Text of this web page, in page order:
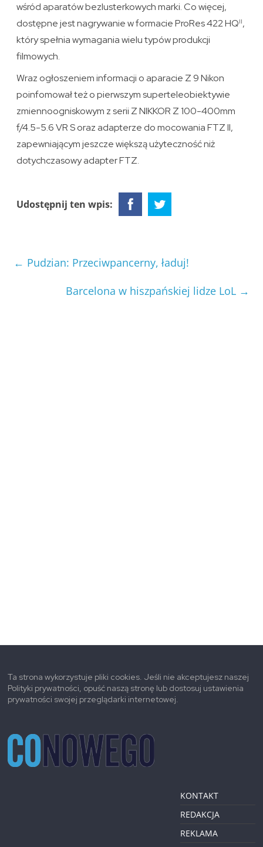
wśród aparatów bezlusterkowych marki. Co więcej,
dostępne jest nagrywanie w formacie ProRes 422 HQII,
który spełnia wymagania wielu typów produkcji
filmowych.
Wraz ogłoszeniem informacji o aparacie Z 9 Nikon
poinfomował też o pierwszym superteleobiektywie
zmiennoogniskowym z serii Z NIKKOR Z 100-400mm
f/4.5-5.6 VR S oraz adapterze do mocowania FTZ II,
zapewniającym jeszcze większą użyteczność niż
dotychczasowy adapter FTZ.
Udostępnij ten wpis:
← Pudzian: Przeciwpancerny, ładuj!
Barcelona w hiszpańskiej lidze LoL →
Ta strona wykorzystuje pliki cookies. Jeśli nie akceptujesz naszej
Polityki prywatności, opuść naszą stronę lub dostosuj ustawienia
prywatności swojej przeglądarki internetowej.
KONTAKT
REDAKCJA
REKLAMA